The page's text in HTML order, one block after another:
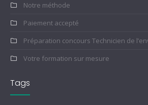
Notre méthode
Paiement accepté
Préparation concours Technicien de
Votre formation sur mesure
Tags